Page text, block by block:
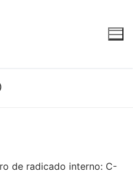
de radicado interno: C-